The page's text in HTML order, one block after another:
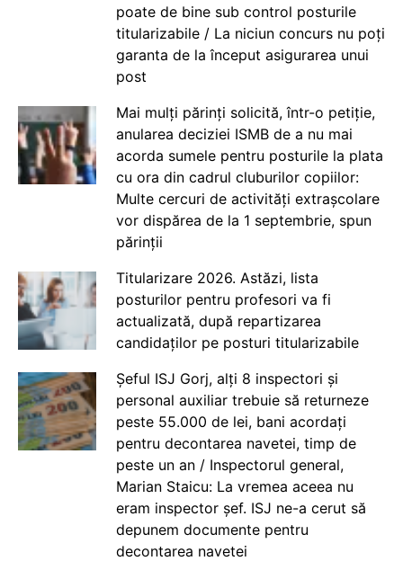
poate de bine sub control posturile
titularizabile / La niciun concurs nu poți
garanta de la început asigurarea unui
post
Mai mulți părinți solicită, într-o petiție,
anularea deciziei ISMB de a nu mai
acorda sumele pentru posturile la plata
cu ora din cadrul cluburilor copiilor:
Multe cercuri de activități extrașcolare
vor dispărea de la 1 septembrie, spun
părinții
Titularizare 2026. Astăzi, lista
posturilor pentru profesori va fi
actualizată, după repartizarea
candidaților pe posturi titularizabile
Șeful ISJ Gorj, alți 8 inspectori și
personal auxiliar trebuie să returneze
peste 55.000 de lei, bani acordați
pentru decontarea navetei, timp de
peste un an / Inspectorul general,
Marian Staicu: La vremea aceea nu
eram inspector șef. ISJ ne-a cerut să
depunem documente pentru
decontarea navetei